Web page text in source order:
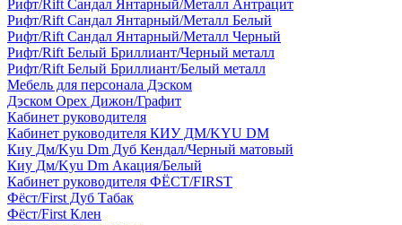
Рифт/Rift Сандал Янтарный/Металл Антрацит
Рифт/Rift Сандал Янтарный/Металл Белый
Рифт/Rift Сандал Янтарный/Металл Черный
Рифт/Rift Белый Бриллиант/Черный металл
Рифт/Rift Белый Бриллиант/Белый металл
Мебель для персонала Дэском
Дэском Орех Дижон/Графит
Кабинет руководителя
Кабинет руководителя КИУ ДМ/KYU DM
Киу Дм/Kyu Dm Дуб Кендал/Черный матовый
Киу Дм/Kyu Dm Акация/Белый
Кабинет руководителя ФЁСТ/FIRST
Фёст/First Дуб Табак
Фёст/First Клен